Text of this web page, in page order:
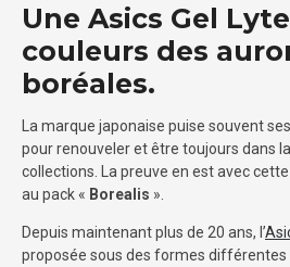
Une Asics Gel
couleurs des
boréales.
La marque japonaise puise souvent
pour renouveler et être toujours dans
collections. La preuve en est avec
au pack « Borealis ».
Depuis maintenant plus de 20 ans, l’
proposée sous des formes différentes